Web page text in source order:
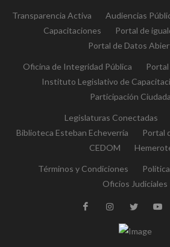
Transparencia Activa Audiencias
Capacitaciones
Portal de
Portal de Datos
Oficina de Integridad Pública
Instituto Legislativo de
Participación
Legislaturas Conectadas
Biblioteca Esteban Echeverría
Portal
CEDOM
Términos y Condiciones
Oficios Judiciales